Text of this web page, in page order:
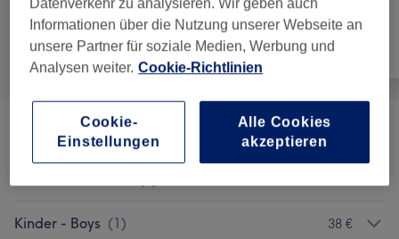
Alle Friseur
Herren - Haarschnitte & Bart ab 26 €
Kinder - Boys (1) 38 €
Datenverkehr zu analysieren. Wir geben auch
Informationen über die Nutzung unserer Webseite an
unsere Partner für soziale Medien, Werbung und
Analysen weiter. Cookie-Richtlinien
Cookie-
Einstellungen
Alle Cookies
akzeptieren